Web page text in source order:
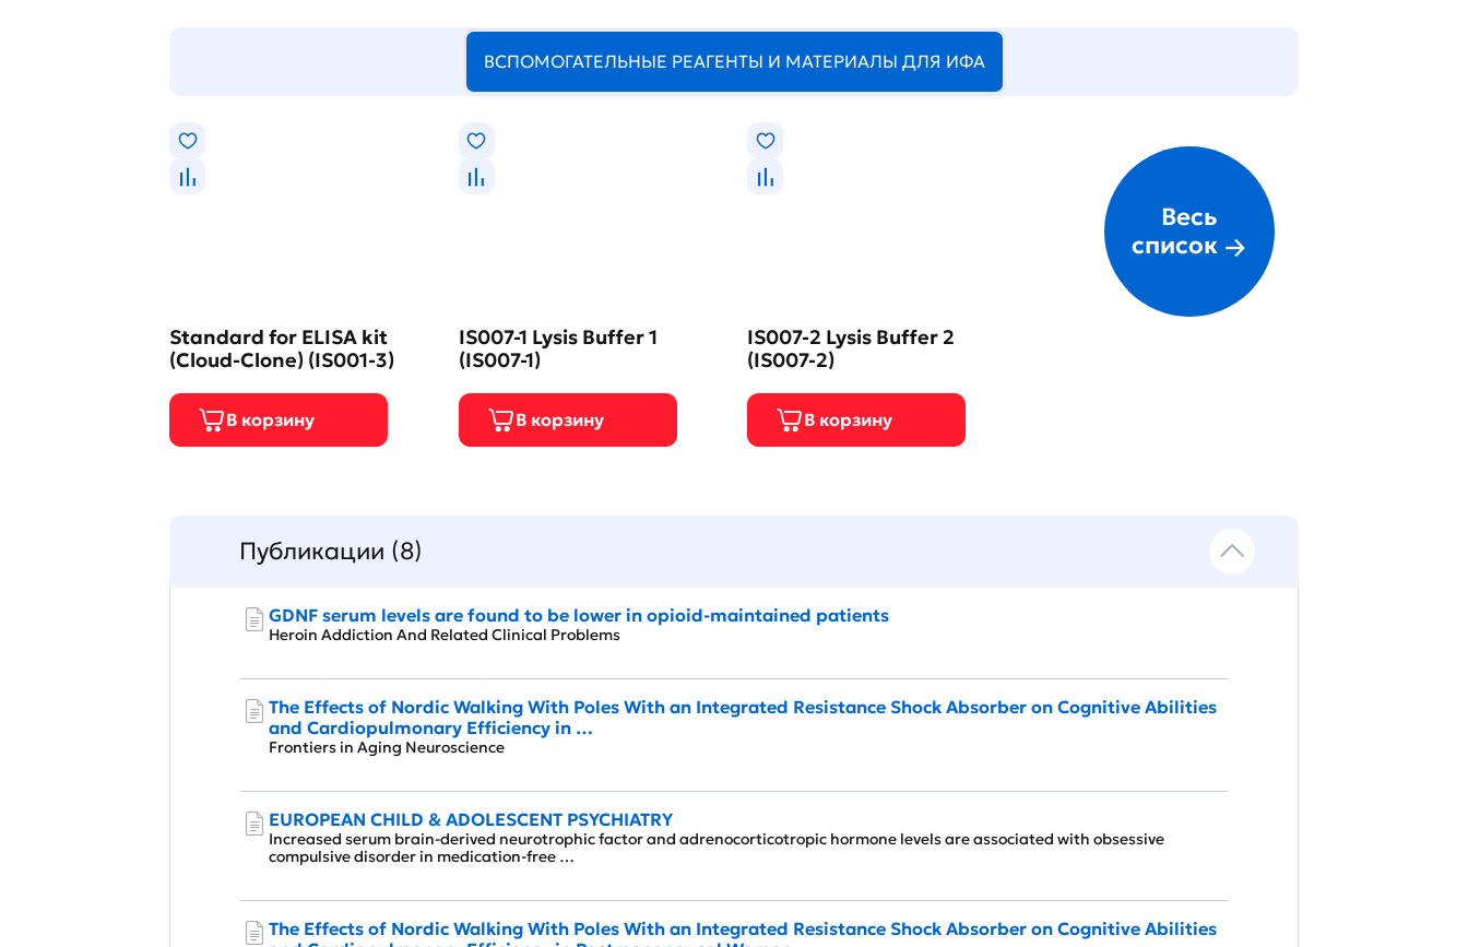
ВСПОМОГАТЕЛЬНЫЕ РЕАГЕНТЫ И МАТЕРИАЛЫ ДЛЯ ИФА
Standard for ELISA kit
(Cloud-Clone) (IS001-3)
IS007-1 Lysis Buffer 1
(IS007-1)
IS007-2 Lysis Buffer 2
(IS007-2)
Весь
список
Публикации (8)
GDNF serum levels are found to be lower in opioid-maintained patients
Heroin Addiction And Related Clinical Problems
The Effects of Nordic Walking With Poles With an Integrated Resistance Shock Absorber on Cognitive Abilities
and Cardiopulmonary Efficiency in …
Frontiers in Aging Neuroscience
EUROPEAN CHILD & ADOLESCENT PSYCHIATRY
Increased serum brain-derived neurotrophic factor and adrenocorticotropic hormone levels are associated with obsessive
compulsive disorder in medication‑free …
The Effects of Nordic Walking With Poles With an Integrated Resistance Shock Absorber on Cognitive Abilities